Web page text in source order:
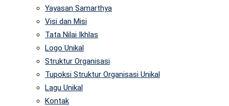
Yayasan Samarthya
Visi dan Misi
Tata Nilai Ikhlas
Logo Unikal
Struktur Organisasi
Tupoksi Struktur Organisasi Unikal
Lagu Unikal
Kontak